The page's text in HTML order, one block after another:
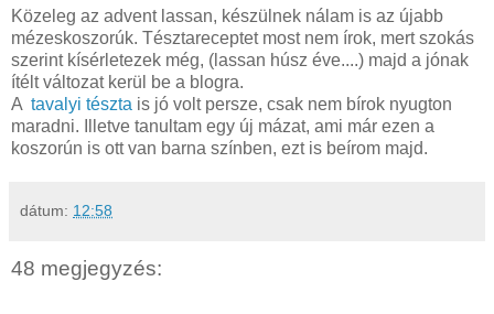
Közeleg az advent lassan, készülnek nálam is az újabb
mézeskoszorúk. Tésztareceptet most nem írok, mert szokás
szerint kísérletezek még, (lassan húsz éve....) majd a jónak
ítélt változat kerül be a blogra.
A tavalyi tészta is jó volt persze, csak nem bírok nyugton
maradni. Illetve tanultam egy új mázat, ami már ezen a
koszorún is ott van barna színben, ezt is beírom majd.
dátum: 12:58
48 megjegyzés: